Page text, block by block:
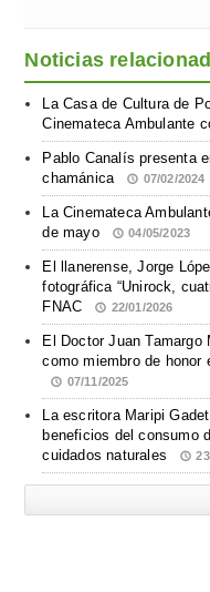
Noticias
La Casa de Cultura de
Cinemateca Ambulante
Pablo Canalís presenta
chamánica
07/02/2024
La Cinemateca
de mayo
04/05/2023
El llanerense, Jorge
fotográfica “Unirock,
FNAC
22/01/2026
El Doctor Juan Tamargo
como miembro de honor
07/11/2025
La escritora Maripi
beneficios del consumo
cuidados naturales